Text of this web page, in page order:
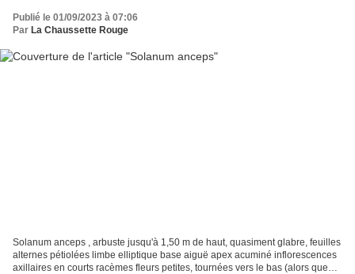
Publié le 01/09/2023 à 07:06
Par La Chaussette Rouge
Solanum anceps , arbuste jusqu'à 1,50 m de haut, quasiment glabre, feuilles
alternes pétiolées limbe elliptique base aiguë apex acuminé inflorescences
axillaires en courts racèmes fleurs petites, tournées vers le bas (alors que